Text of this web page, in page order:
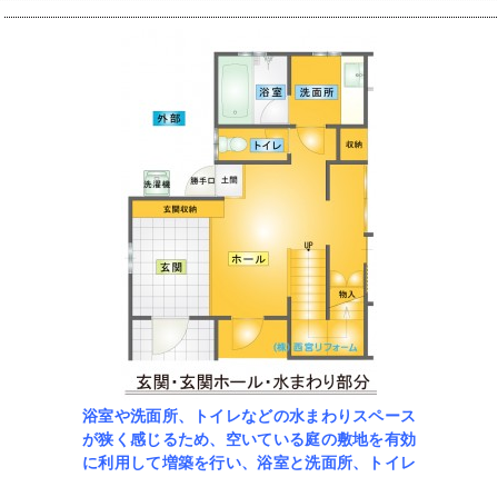
浴室や洗面所、トイレなどの水まわりスペース
が狭く感じるため、空いている庭の敷地を有効
に利用して増築を行い、浴室と洗面所、トイレ